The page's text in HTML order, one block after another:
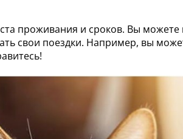
проживания и сроков. Вы можете
свои поездки. Например, вы